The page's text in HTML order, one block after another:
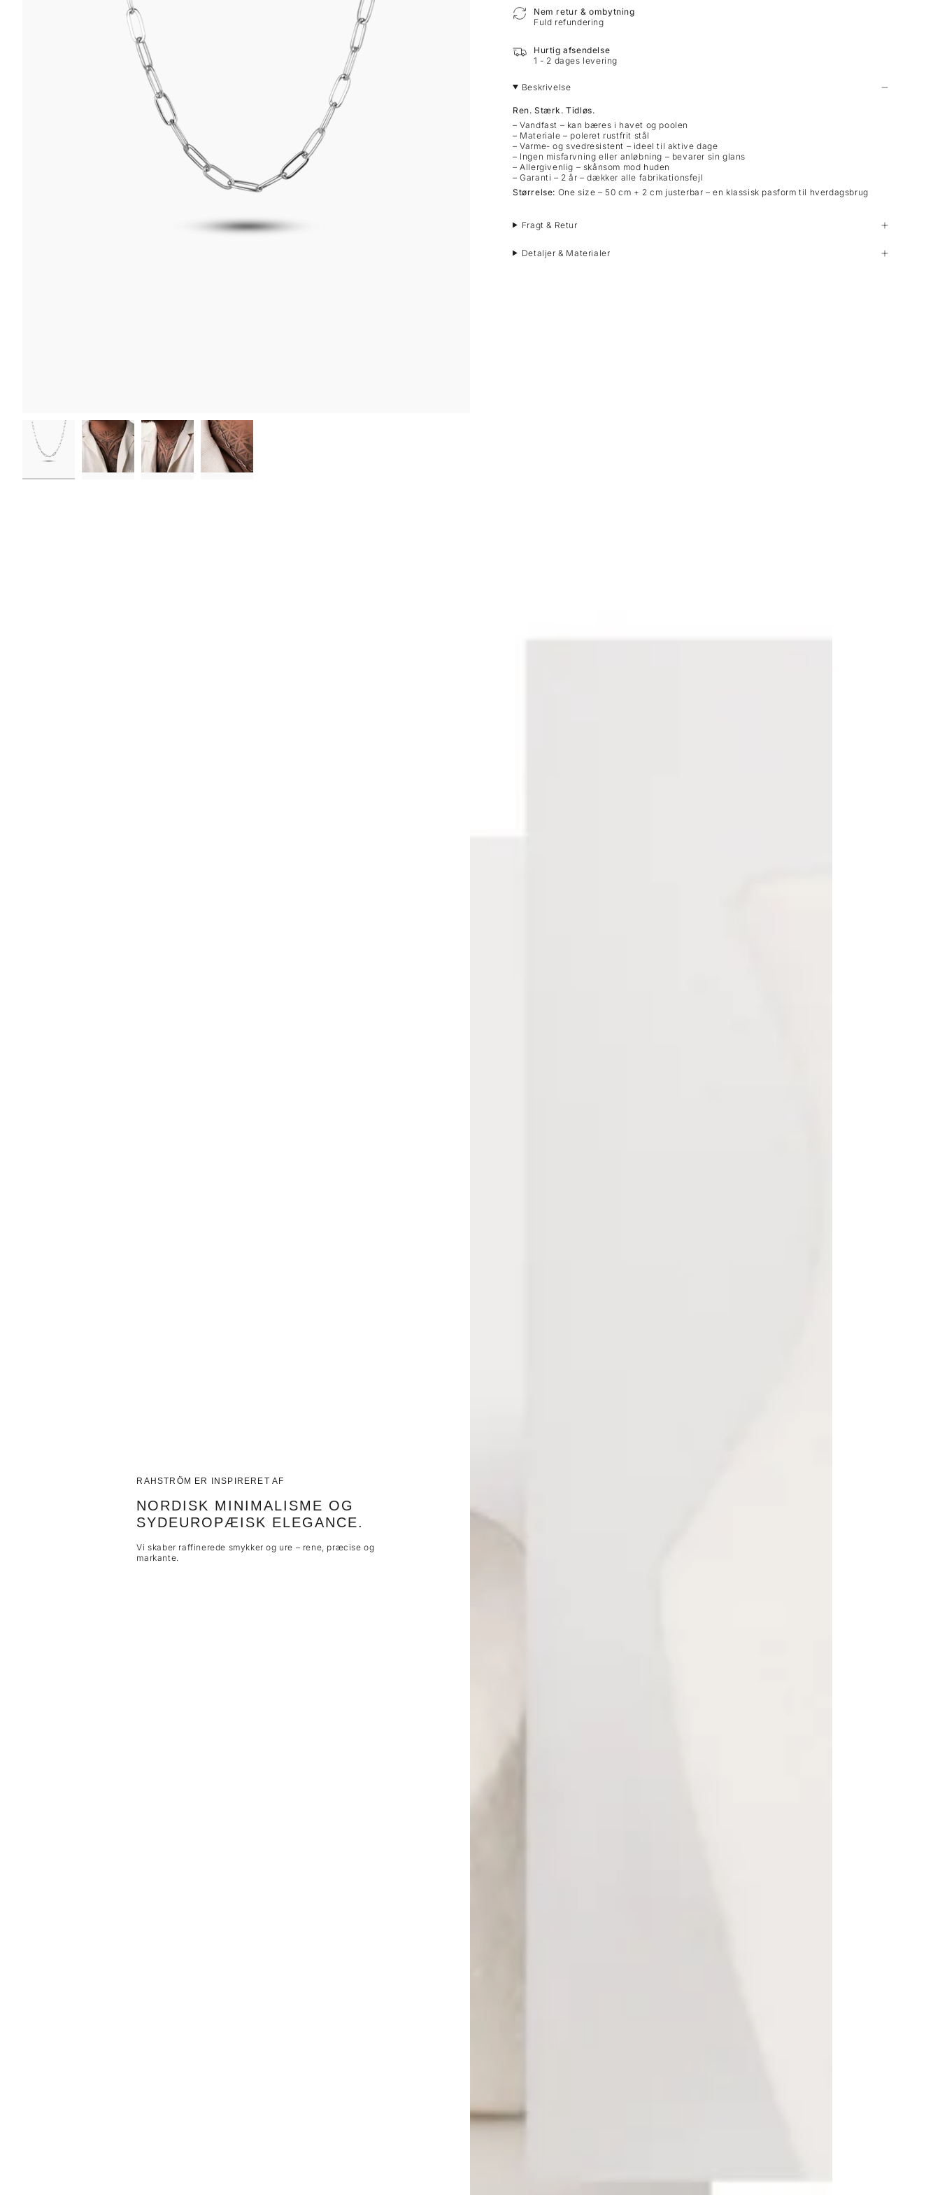
Nem retur & ombytning
Fuld refundering
Hurtig afsendelse
1 - 2 dages levering
Beskrivelse
Ren. Stærk. Tidløs.
– Vandfast – kan bæres i havet og poolen
– Materiale – poleret rustfrit stål
– Varme- og svedresistent – ideel til aktive dage
– Ingen misfarvning eller anløbning – bevarer sin glans
– Allergivenlig – skånsom mod huden
– Garanti – 2 år – dækker alle fabrikationsfejl
Størrelse: One size – 50 cm + 2 cm justerbar – en klassisk pasform til hverdagsbrug
Fragt & Retur
Detaljer & Materialer
RAHSTRÖM ER INSPIRERET AF
NORDISK MINIMALISME OG
SYDEUROPÆISK ELEGANCE.
Vi skaber raffinerede smykker og ure – rene, præcise og
markante.